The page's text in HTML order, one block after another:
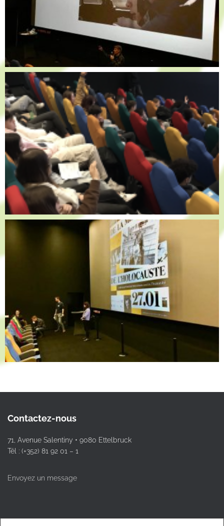
Contactez-nous
71, Avenue Salentiny • 9080 Ettelbruck
Tél : (+352) 81 92 01 – 1
Envoyez un message